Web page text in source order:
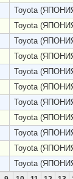
Toyota
Toyota
Toyota
Toyota
Toyota
Toyota
Toyota
Toyota
Toyota
Toyota
Toyota